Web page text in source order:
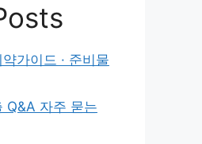
가이드 · 준비물
Q&A 자주 묻는